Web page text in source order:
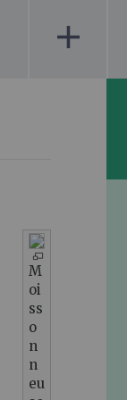
add
M
oi
ss
o
n
n
eu